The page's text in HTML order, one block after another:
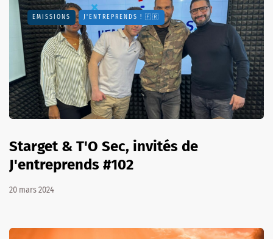
EMISSIONS J'ENTREPRENDS ! 🇫🇷
Starget & T'O Sec, invités de
J'entreprends #102
20 mars 2024